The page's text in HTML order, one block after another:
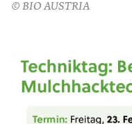
© BIO AUSTRIA